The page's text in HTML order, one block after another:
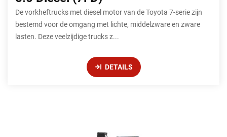
De vorkheftrucks met diesel motor van de Toyota 7-serie zijn
bestemd voor de omgang met lichte, middelzware en zware
lasten. Deze veelzijdige trucks z...
DETAILS